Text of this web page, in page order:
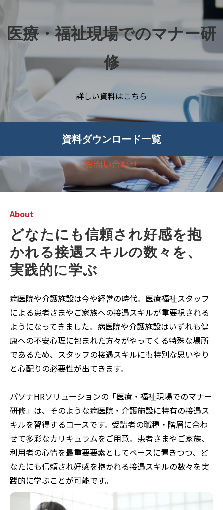
医療・福祉現場でのマナー研
修
詳しい資料はこちら
資料ダウンロード一覧
お問い合わせ
About
どなたにも信頼され好感を抱
かれる接遇スキルの数々を、
実践的に学ぶ
病医院や介護施設は今や経営の時代。医療福祉スタッフ
による患者さまやご家族への接遇スキルが重要視される
ようになってきました。病医院や介護施設はいずれも健
康への不安心理に包まれた方々がやってくる特殊な場所
であるため、スタッフの接遇スキルにも特別な思いやり
と心配りの必要性が出てきます。
パソナHRソリューションの「医療・福祉現場でのマナー
研修」は、そのような病医院・介護施設に特有の接遇ス
キルを習得するコースです。受講者の職種・階層に合わ
せて多彩なカリキュラムをご用意。患者さまやご家族、
利用者の心情を最重要要素としてベースに置きつつ、ど
なたにも信頼され好感を抱かれる接遇スキルの数々を実
践的に学ぶことが可能です。